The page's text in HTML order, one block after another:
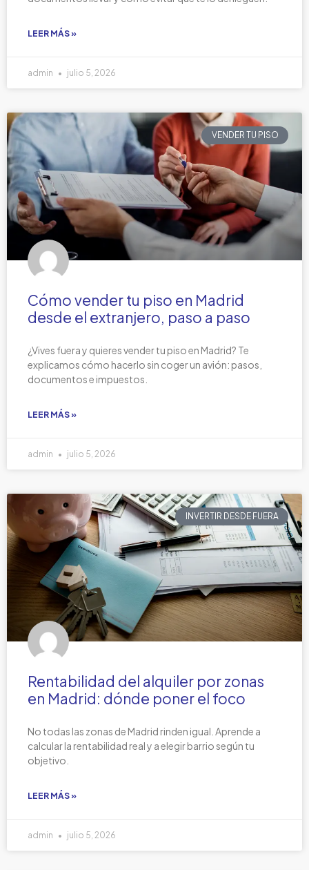
LEER MÁS »
admin julio 5, 2026
VENDER TU PISO
Cómo vender tu piso en Madrid
desde el extranjero, paso a paso
¿Vives fuera y quieres vender tu piso en Madrid? Te
explicamos cómo hacerlo sin coger un avión: pasos,
documentos e impuestos.
LEER MÁS »
admin julio 5, 2026
INVERTIR DESDE FUERA
Rentabilidad del alquiler por zonas
en Madrid: dónde poner el foco
No todas las zonas de Madrid rinden igual. Aprende a
calcular la rentabilidad real y a elegir barrio según tu
objetivo.
LEER MÁS »
admin julio 5, 2026